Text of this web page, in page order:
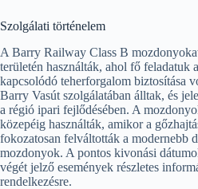
Szolgálati történelem
A Barry Railway Class B
területén használták, ahol fő feladatuk
kapcsolódó teherforgalom biztosítása
Barry Vasút szolgálatában álltak, és
a régió ipari fejlődésében. A
közepéig használták, amikor a
fokozatosan felváltották a modernebb
mozdonyok. A pontos kivonási
végét jelző események részletes
rendelkezésre.